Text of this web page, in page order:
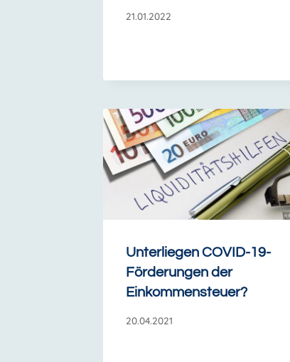
21.01.2022
Unterliegen COVID-19-
Förderungen der
Einkommensteuer?
20.04.2021